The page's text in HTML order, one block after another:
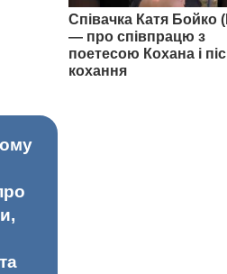
Співачка Катя Бойко
— про співпрацю з
поетесою Кохана і
кохання